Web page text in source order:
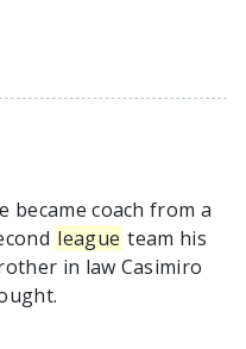
became coach from a
league team his
in law Casimiro